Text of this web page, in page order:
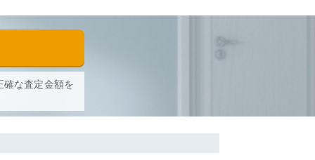
確な査定金額を